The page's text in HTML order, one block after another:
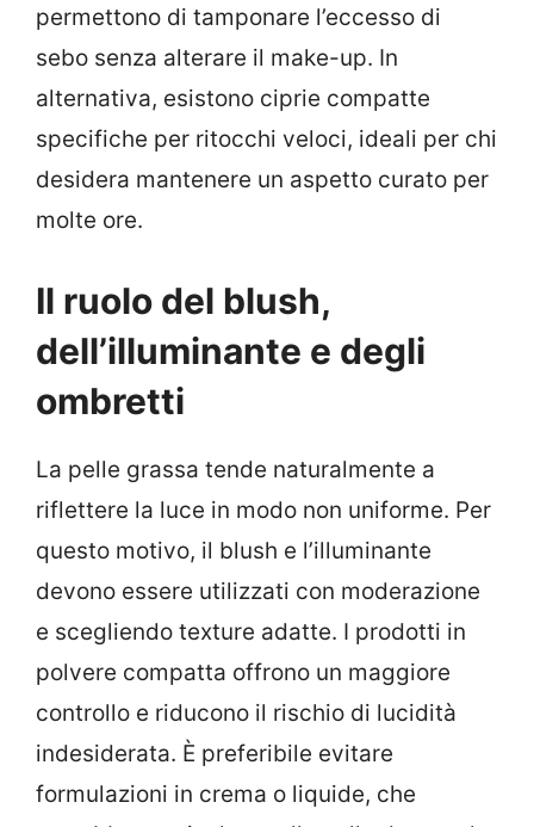
permettono di tamponare l’eccesso di
sebo senza alterare il make-up. In
alternativa, esistono ciprie compatte
specifiche per ritocchi veloci, ideali per chi
desidera mantenere un aspetto curato per
molte ore.
Il ruolo del blush,
dell’illuminante e degli
ombretti
La pelle grassa tende naturalmente a
riflettere la luce in modo non uniforme. Per
questo motivo, il blush e l’illuminante
devono essere utilizzati con moderazione
e scegliendo texture adatte. I prodotti in
polvere compatta offrono un maggiore
controllo e riducono il rischio di lucidità
indesiderata. È preferibile evitare
formulazioni in crema o liquide, che